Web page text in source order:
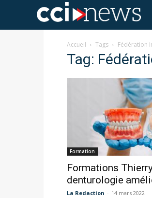
Accueil Tags Fédération
Tag:
Formation
Formations
denturologie
La Redaction - 14 mars 2022